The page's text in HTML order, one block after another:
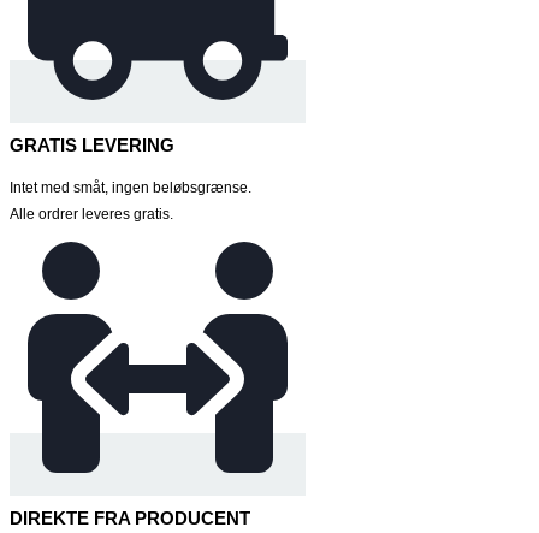
GRATIS LEVERING
Intet med småt, ingen beløbsgrænse.
Alle ordrer leveres gratis.
DIREKTE FRA PRODUCENT